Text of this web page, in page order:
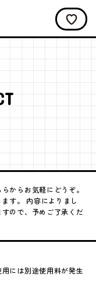
からお気軽にどうぞ。
す。 内容によりまし
ので、予めご了承くだ
には別途使用料が発生